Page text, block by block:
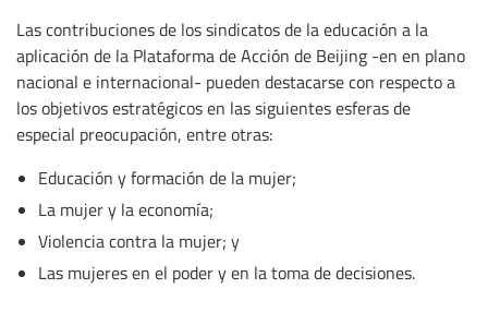
Las contribuciones de los sindicatos de la educación a la
aplicación de la Plataforma de Acción de Beijing -en en plano
nacional e internacional- pueden destacarse con respecto a
los objetivos estratégicos en las siguientes esferas de
especial preocupación, entre otras:
Educación y formación de la mujer;
La mujer y la economía;
Violencia contra la mujer; y
Las mujeres en el poder y en la toma de decisiones.